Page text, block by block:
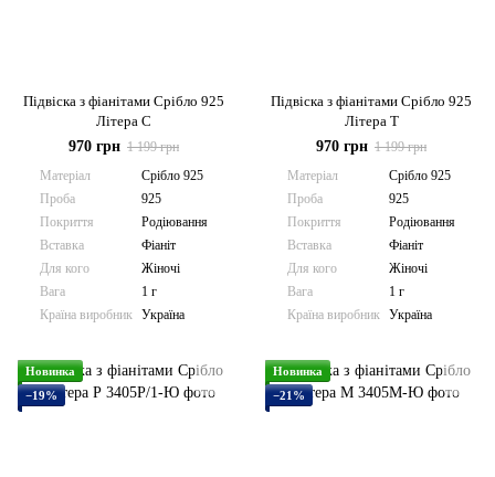
Підвіска з фіанітами Срібло 925
Літера С
970 грн 1 199 грн
Матеріал
Срібло 925
Проба
925
Покриття
Родіювання
Вставка
Фіаніт
Для кого
Жіночі
Вага
1 г
Країна виробник Україна
Підвіска з фіанітами Срібло 925
Літера Т
970 грн 1 199 грн
Матеріал
Срібло 925
Проба
925
Покриття
Родіювання
Вставка
Фіаніт
Для кого
Жіночі
Вага
1 г
Країна виробник Україна
Новинка
−19%
Новинка
−21%